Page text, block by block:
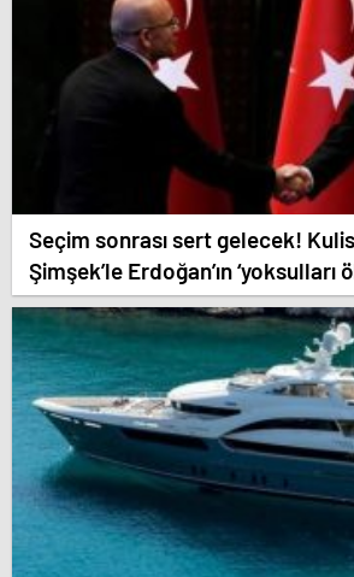
Seçim sonrası sert gelecek!
Şimşek’le Erdoğan’ın ‘yoksulları
tartışması